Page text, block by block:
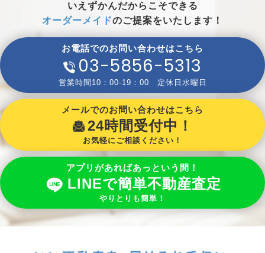
いえずかんだからこそできる
オーダーメイドのご提案をいたします！
お電話でのお問い合わせはこちら
03-5856-5313
営業時間10：00-19：00 定休日水曜日
メールでのお問い合わせはこちら
24時間受付中！
お気軽にご相談ください！
アプリがあればあっという間！
LINEで簡単不動産査定
やりとりも簡単！